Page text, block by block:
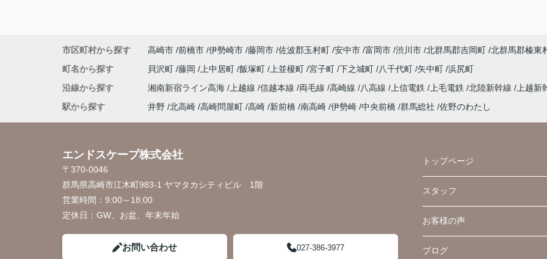
市区町村から探す 高崎市 前橋市 伊勢崎市 藤岡市 佐波郡玉村町 安中市 富岡市 渋川市 北群馬郡吉岡町 北群馬郡榛東
町名から探す
貝沢町 藤岡 上中居町 飯塚町 上並榎町 宮子町 下之城町 八千代町 矢中町 浜尻町
沿線から探す
湘南新宿ライン高海 上越線 信越本線 両毛線 高崎線 八高線 上信電鉄 上毛電鉄 北陸新幹線
上越新
駅から探す
井野 北高崎 高崎問屋町 高崎 新前橋 南高崎 伊勢崎 中央前橋 群馬総社 佐野のわたし
エンドスケープ株式会社
〒370-0046
群馬県高崎市江木町983-1 ヤマタカシティビル 1階
営業時間： 9:00～18:00
定休日： GW、お盆、年末年始
お問い合わせ 027-386-3977
トップページ
スタッフ
お客様の声
ブログ